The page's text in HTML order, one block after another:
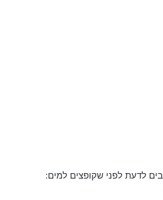
לדעת לפני שקופצים למים: